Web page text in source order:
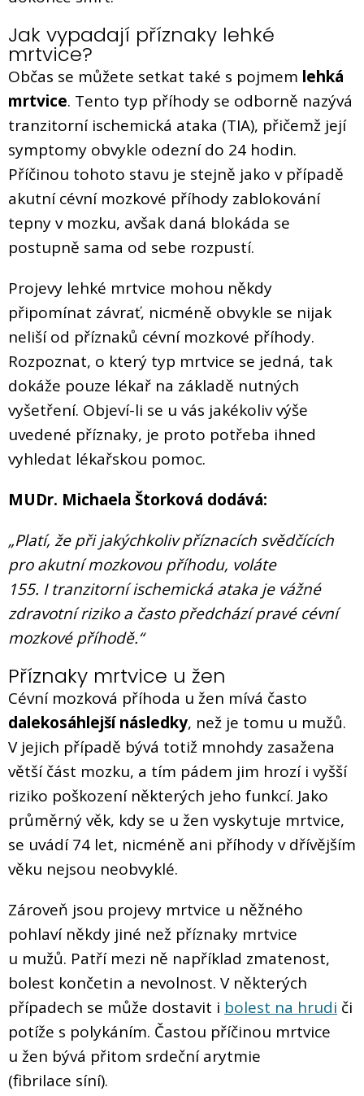
Jak vypadají příznaky lehké
mrtvice?
Občas se můžete setkat také s pojmem lehká
mrtvice. Tento typ příhody se odborně nazývá
tranzitorní ischemická ataka (TIA), přičemž její
symptomy obvykle odezní do 24 hodin.
Příčinou tohoto stavu je stejně jako v případě
akutní cévní mozkové příhody zablokování
tepny v mozku, avšak daná blokáda se
postupně sama od sebe rozpustí.
Projevy lehké mrtvice mohou někdy
připomínat závrať, nicméně obvykle se nijak
neliší od příznaků cévní mozkové příhody.
Rozpoznat, o který typ mrtvice se jedná, tak
dokáže pouze lékař na základě nutných
vyšetření. Objeví-li se u vás jakékoliv výše
uvedené příznaky, je proto potřeba ihned
vyhledat lékařskou pomoc.
MUDr. Michaela Štorková dodává:
„Platí, že při jakýchkoliv příznacích svědčících
pro akutní mozkovou příhodu, voláte
155. I tranzitorní ischemická ataka je vážné
zdravotní riziko a často předchází pravé cévní
mozkové příhodě.“
Příznaky mrtvice u žen
Cévní mozková příhoda u žen mívá často
dalekosáhlejší následky, než je tomu u mužů.
V jejich případě bývá totiž mnohdy zasažena
větší část mozku, a tím pádem jim hrozí i vyšší
riziko poškození některých jeho funkcí. Jako
průměrný věk, kdy se u žen vyskytuje mrtvice,
se uvádí 74 let, nicméně ani příhody v dřívějším
věku nejsou neobvyklé.
Zároveň jsou projevy mrtvice u něžného
pohlaví někdy jiné než příznaky mrtvice
u mužů. Patří mezi ně například zmatenost,
bolest končetin a nevolnost. V některých
případech se může dostavit i bolest na hrudi či
potíže s polykáním. Častou příčinou mrtvice
u žen bývá přitom srdeční arytmie
(fibrilace síní).